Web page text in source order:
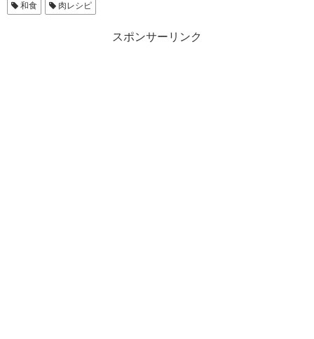
和食 肉レシピ
スポンサーリンク